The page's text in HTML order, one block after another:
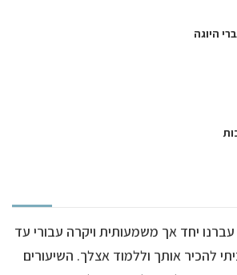
היוגה
יחד אך משמעותית ויקרה עבורי עד
להכיר אותך וללמוד אצלך. השיעורים